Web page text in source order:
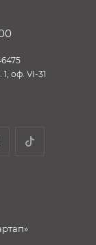
оф. VI-31